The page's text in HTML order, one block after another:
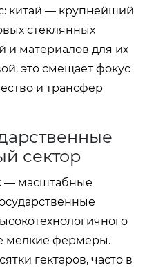
китай — крупнейший
стеклянных
и материалов для их
это смещает фокус
и трансфер
сектор
— масштабные
мелкие фермеры.
гектаров, часто в